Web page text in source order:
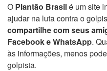
O Plantão Brasilé um site
ajudar na luta contra o
compartilhe com seus
Facebook e WhatsApp.
às informações, menos
golpista.